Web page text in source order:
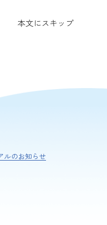
本文にスキップ
ルのお知らせ